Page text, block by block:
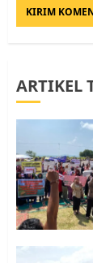
ARTIKEL
4